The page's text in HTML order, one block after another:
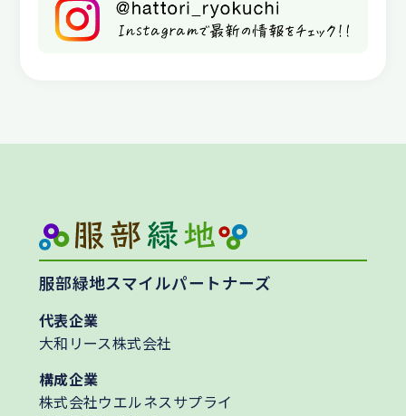
服部緑地スマイルパートナーズ
代表企業
大和リース株式会社
構成企業
株式会社ウエルネスサプライ